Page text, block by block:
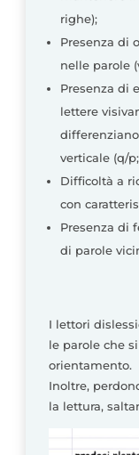
righe);
Presenza di
nelle parole
Presenza di
lettere
verticale (q/
Difficoltà a
con
Presenza di
di parole
I lettori
le parole che
orientamento.
Inoltre,
la lettura,